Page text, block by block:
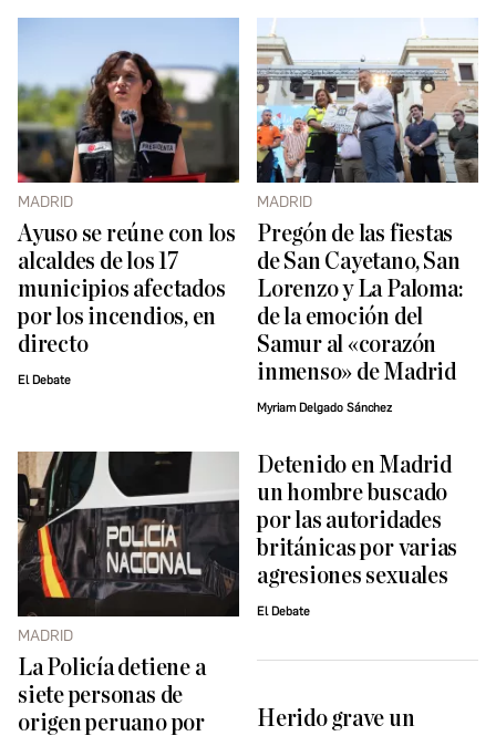
MADRID
Ayuso se reúne con los
alcaldes de los 17
municipios afectados
por los incendios, en
directo
El Debate
MADRID
Pregón de las fiestas
de San Cayetano, San
Lorenzo y La Paloma:
de la emoción del
Samur al «corazón
inmenso» de Madrid
Myriam Delgado Sánchez
MADRID
La Policía detiene a
siete personas de
origen peruano por
Detenido en Madrid
un hombre buscado
por las autoridades
británicas por varias
agresiones sexuales
El Debate
Herido grave un